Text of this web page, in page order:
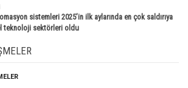
sistemleri 2025’in ilk aylarında en çok saldırıya
teknoloji sektörleri oldu